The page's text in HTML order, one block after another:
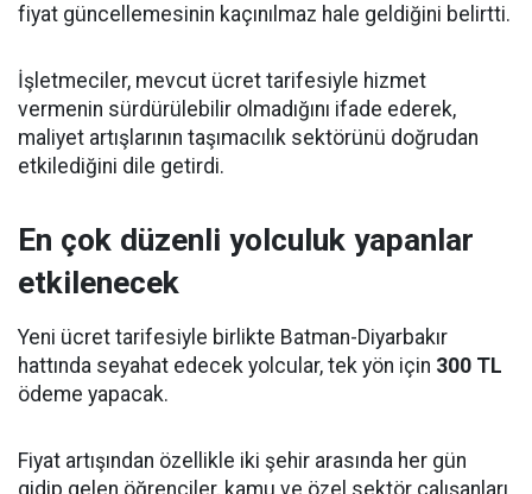
fiyat güncellemesinin kaçınılmaz hale geldiğini belirtti.
İşletmeciler, mevcut ücret tarifesiyle hizmet
vermenin sürdürülebilir olmadığını ifade ederek,
maliyet artışlarının taşımacılık sektörünü doğrudan
etkilediğini dile getirdi.
En çok düzenli yolculuk yapanlar
etkilenecek
Yeni ücret tarifesiyle birlikte Batman-Diyarbakır
hattında seyahat edecek yolcular, tek yön için 300 TL
ödeme yapacak.
Fiyat artışından özellikle iki şehir arasında her gün